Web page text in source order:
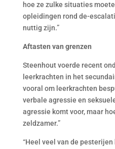
hoe ze zulke situaties
opleidingen rond de-
nuttig zijn.”
Aftasten van grenzen
Steenhout voerde recent
leerkrachten in het
vooral om leerkrachten
verbale agressie en
agressie komt voor, maar
zeldzamer.”
“Heel veel van de